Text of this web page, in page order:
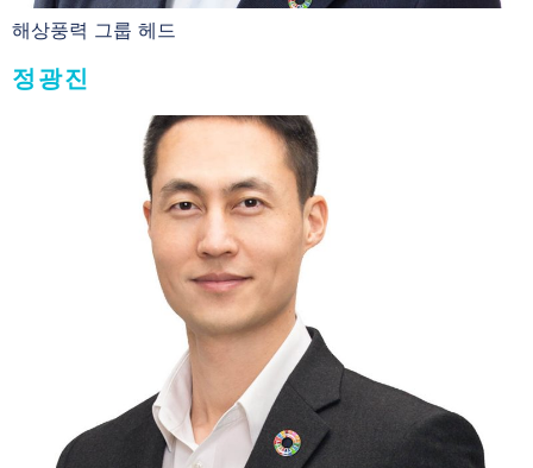
해상풍력 그룹 헤드
정광진